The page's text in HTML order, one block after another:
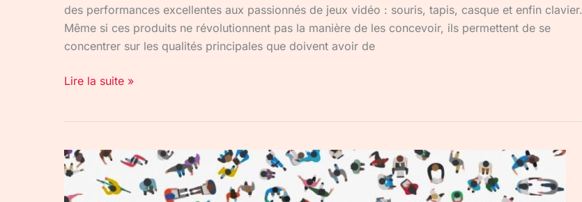
des performances excellentes aux passionnés de jeux vidéo : souris, tapis, casque et enfin clavier.
Même si ces produits ne révolutionnent pas la manière de les concevoir, ils permettent de se
concentrer sur les qualités principales que doivent avoir de
Lire la suite »
L’Apple
WWDC
2017